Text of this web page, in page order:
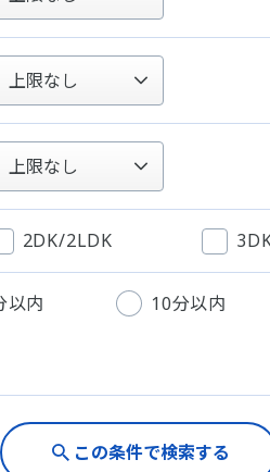
2DK/2LDK
以内 10分以内
この条件で検索する